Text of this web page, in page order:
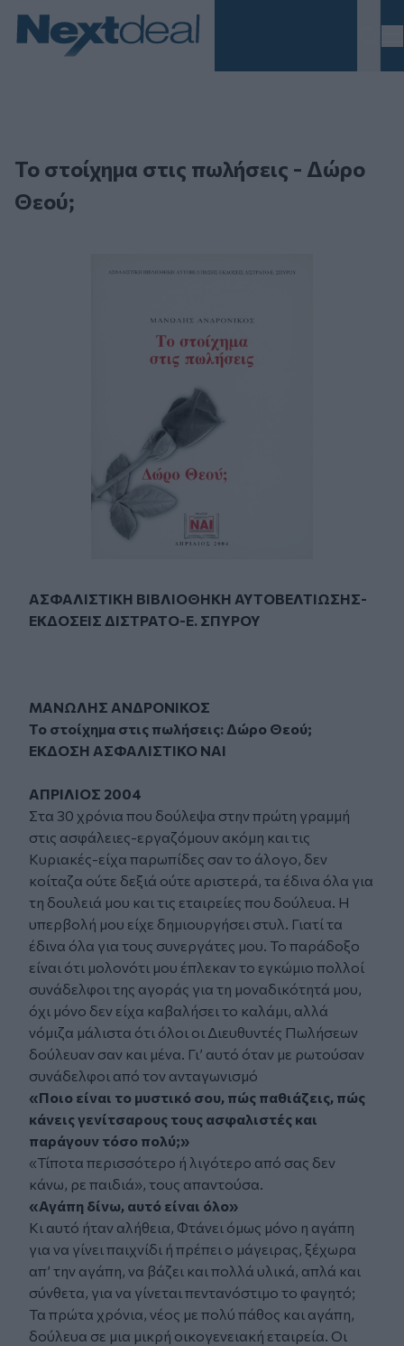
Το στοίχημα στις πωλήσεις - Δώρο
Θεού;
ΑΣΦΑΛΙΣΤΙΚΗ ΒΙΒΛΙΟΘΗΚΗ ΑΥΤΟΒΕΛΤΙΩΣΗΣ-
ΕΚΔΟΣΕΙΣ ΔΙΣΤΡΑΤΟ-Ε. ΣΠΥΡΟΥ
ΜΑΝΩΛΗΣ ΑΝΔΡΟΝΙΚΟΣ
Το στοίχημα στις πωλήσεις: Δώρο Θεού;
ΕΚΔΟΣΗ ΑΣΦΑΛΙΣΤΙΚΟ ΝΑΙ
ΑΠΡΙΛΙΟΣ 2004
Στα 30 χρόνια που δούλεψα στην πρώτη γραμμή
στις ασφάλειες-εργαζόμουν ακόμη και τις
Κυριακές-είχα παρωπίδες σαν το άλογο, δεν
κοίταζα ούτε δεξιά ούτε αριστερά, τα έδινα όλα για
τη δουλειά μου και τις εταιρείες που δούλευα. Η
υπερβολή μου είχε δημιουργήσει στυλ. Γιατί τα
έδινα όλα για τους συνεργάτες μου. Το παράδοξο
είναι ότι μολονότι μου έπλεκαν το εγκώμιο πολλοί
συνάδελφοι της αγοράς για τη μοναδικότητά μου,
όχι μόνο δεν είχα καβαλήσει το καλάμι, αλλά
νόμιζα μάλιστα ότι όλοι οι Διευθυντές Πωλήσεων
δούλευαν σαν και μένα. Γι’ αυτό όταν με ρωτούσαν
συνάδελφοι από τον ανταγωνισμό
«Ποιο είναι το μυστικό σου, πώς παθιάζεις, πώς
κάνεις γενίτσαρους τους ασφαλιστές και
παράγουν τόσο πολύ;»
«Τίποτα περισσότερο ή λιγότερο από σας δεν
κάνω, ρε παιδιά», τους απαντούσα.
«Αγάπη δίνω, αυτό είναι όλο»
Κι αυτό ήταν αλήθεια, Φτάνει όμως μόνο η αγάπη
για να γίνει παιχνίδι ή πρέπει ο μάγειρας, ξέχωρα
απ’ την αγάπη, να βάζει και πολλά υλικά, απλά και
σύνθετα, για να γίνεται πεντανόστιμο το φαγητό;
Τα πρώτα χρόνια, νέος με πολύ πάθος και αγάπη,
δούλευα σε μια μικρή οικογενειακή εταιρεία. Οι